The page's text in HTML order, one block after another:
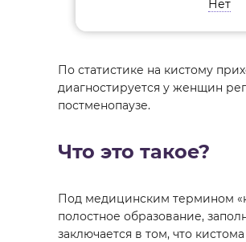
Нет
По статистике на кистому
диагностируется у женщин
постменопаузе.
Что это такое?
Под медицинским термином
полостное образование,
заключается в том, что